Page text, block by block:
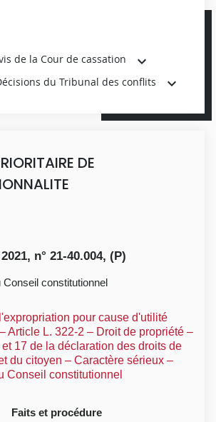
de la Cour de cassation
du Tribunal des conflits
DE
n° 21-40.004, (P)
constitutionnel
pour cause d'utilité
Article L. 322-2 – Droit de propriété –
17 de la déclaration des droits de
du citoyen – Caractère sérieux –
Conseil constitutionnel
Faits et procédure